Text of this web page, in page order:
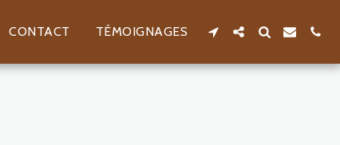
CONTACT TÉMOIGNAGES